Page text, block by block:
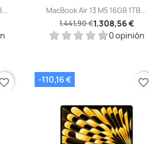
 Vista rápida
MacBook Air 13 M5 16GB 1TB...
1.441,90 €1.308,56 €
0 opinión
-110,16 € favorite_border